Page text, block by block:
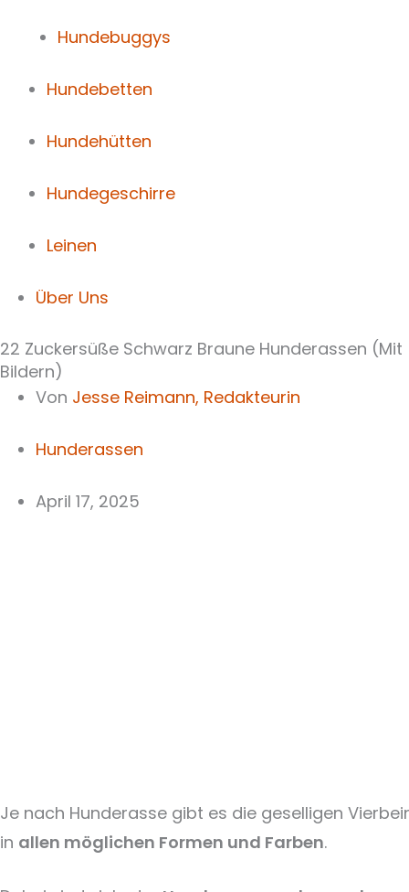
Hundebuggys
Hundebetten
Hundehütten
Hundegeschirre
Leinen
Über Uns
22 Zuckersüße Schwarz Braune Hunderassen (Mit
Bildern)
Von Jesse Reimann, Redakteurin
Hunderassen
April 17, 2025
Je nach Hunderasse gibt es die geselligen
in allen möglichen Formen und Farben.